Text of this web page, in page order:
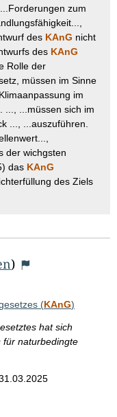
zum
des KAnG nicht
des KAnG
Rolle der
müssen im Sinne
im
..., ...müssen sich im
..., ...auszuführen.
der wichgsten
das KAnG
des Ziels
)
(KAnG)
hat sich
für naturbedingte